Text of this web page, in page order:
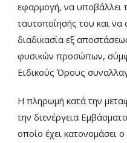
εφαρμογή, να υποβάλλει
ταυτοποίησής του και
διαδικασία εξ
φυσικών προσώπων,
Ειδικούς Όρους
Η πληρωμή κατά την
την διενέργεια
οποίο έχει κατονομάσει